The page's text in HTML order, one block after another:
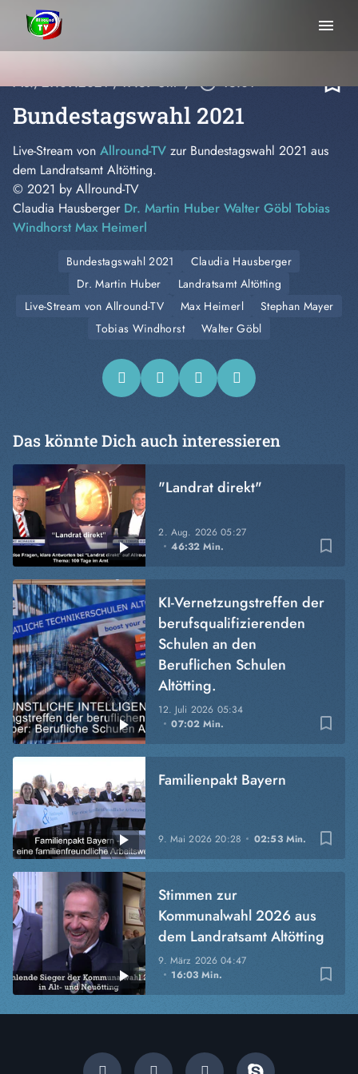
menu
Mo., 27.09.2021, 17:39 Uhr / play_circle_outline46:01 bookmark_border
Bundestagswahl 2021
Live-Stream von Allround-TV zur Bundestagswahl 2021 aus
dem Landratsamt Altötting.
© 2021 by Allround-TV
Claudia Hausberger Dr. Martin Huber Walter Göbl Tobias
Windhorst Max Heimerl
Bundestagswahl 2021
Claudia Hausberger
Dr. Martin Huber
Landratsamt Altötting
Live-Stream von Allround-TV
Max Heimerl
Stephan Mayer
Tobias Windhorst
Walter Göbl
Das könnte Dich auch interessieren
bookmark_border
2. Aug. 202605:27
46:32 Min.
"Landrat direkt"
bookmark_border
12. Juli 2026 05:34
07:02 Min.
KI-Vernetzungstreffen der
berufsqualifizierenden
Schulen an den
Beruflichen Schulen
Altötting.
bookmark_border
9. Mai 202620:28 02:53 Min.
Familienpakt Bayern
bookmark_border
9. März 202604:47
16:03 Min.
Stimmen zur
Kommunalwahl 2026 aus
dem Landratsamt Altötting